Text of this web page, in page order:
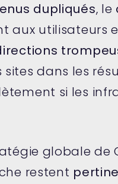
dupliqués, le
aux utilisateurs
sites dans les
si les
globale de
restent